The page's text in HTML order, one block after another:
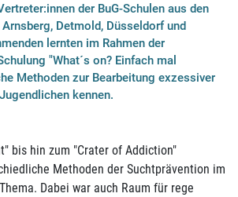
der BuG-Schulen aus den
Detmold, Düsseldorf und
lernten im Rahmen der
"What´s on? Einfach mal
Methoden zur Bearbeitung exzessiver
kennen.
bis hin zum "Crater of Addiction"
Methoden der Suchtprävention im
Dabei war auch Raum für rege